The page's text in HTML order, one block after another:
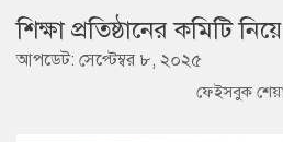
শিক্ষা প্রতিষ্ঠানের কমিটি
আপডেট: সেপ্টেম্বর ৮, ২০২৫
ফেইসবুক